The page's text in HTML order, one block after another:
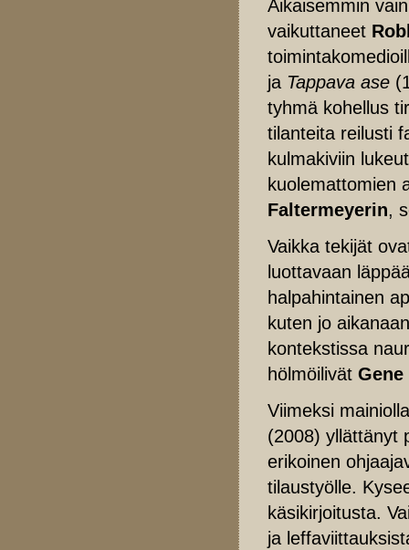
Aikaisemmin
vaikuttaneet
ja Tappava ase
tyhmä kohellus
tilanteita reilusti
kulmakiviin
kuolemattomien
Faltermeyerin,
Vaikka tekijät
luottavaan
halpahintainen
kuten jo
kontekstissa
hölmöilivät Gene
Viimeksi
(2008) yllättänyt
erikoinen
tilaustyölle.
käsikirjoitusta.
ja